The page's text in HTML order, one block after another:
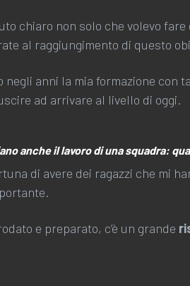
chiaro non solo che volevo
al raggiungimento di questo
negli anni la mia formazione con
ad arrivare al livello di oggi.
anche il lavoro di una squadra:
di avere dei ragazzi che mi
e preparato, c’è un grande